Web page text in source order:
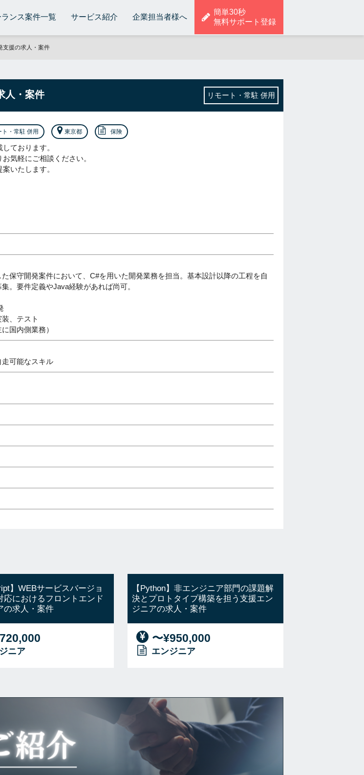
ンス案件一覧 サービス紹介 企業担当者様へ
簡単30秒
無料サポート登録
支援の求人・案件
人・案件 リモート・常駐 併用
ト・常駐 併用 東京都 保険
ております。
気軽にご相談ください。
いたします。
保守開発案件において、C#を用いた開発業務を担当。基本設計以降の工程を自
。要件定義やJava経験があれば尚可。
、テスト
国内側業務）
可能なスキル
】WEBサービスバージョ
応におけるフロントエンド
の求人・案件
ニア
【Python】非エンジニア部門の課題解
決とプロトタイプ構築を担う支援エン
ジニアの求人・案件
〜¥950,000
エンジニア